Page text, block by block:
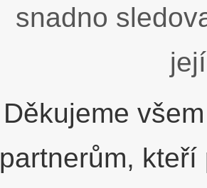
snadno
Děkujeme
partnerům,